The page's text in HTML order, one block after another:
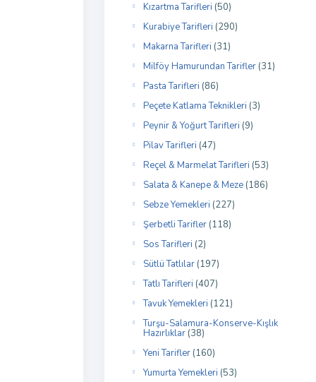
Kızartma Tarifleri (50)
Kurabiye Tarifleri (290)
Makarna Tarifleri (31)
Milföy Hamurundan Tarifler (31)
Pasta Tarifleri (86)
Peçete Katlama Teknikleri (3)
Peynir & Yoğurt Tarifleri (9)
Pilav Tarifleri (47)
Reçel & Marmelat Tarifleri (53)
Salata & Kanepe & Meze (186)
Sebze Yemekleri (227)
Şerbetli Tarifler (118)
Sos Tarifleri (2)
Sütlü Tatlılar (197)
Tatlı Tarifleri (407)
Tavuk Yemekleri (121)
Turşu-Salamura-Konserve-Kışlık
Hazırlıklar (38)
Yeni Tarifler (160)
Yumurta Yemekleri (53)